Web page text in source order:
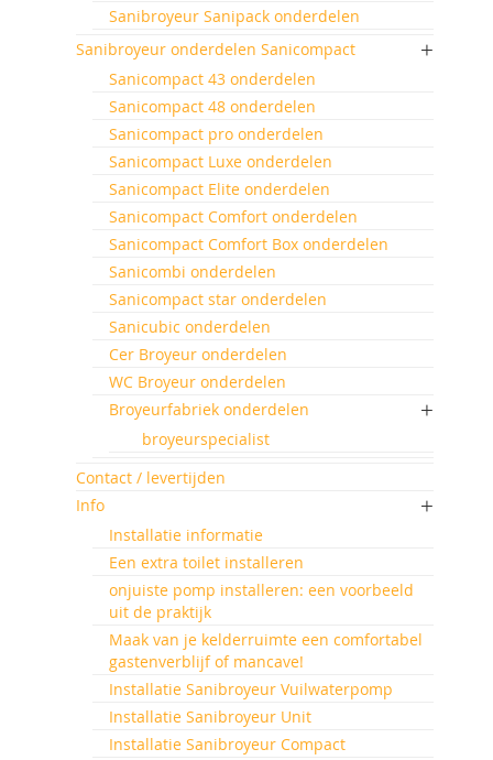
Sanibroyeur Sanipack onderdelen
Sanibroyeur onderdelen Sanicompact
Sanicompact 43 onderdelen
Sanicompact 48 onderdelen
Sanicompact pro onderdelen
Sanicompact Luxe onderdelen
Sanicompact Elite onderdelen
Sanicompact Comfort onderdelen
Sanicompact Comfort Box onderdelen
Sanicombi onderdelen
Sanicompact star onderdelen
Sanicubic onderdelen
Cer Broyeur onderdelen
WC Broyeur onderdelen
Broyeurfabriek onderdelen
broyeurspecialist
Contact / levertijden
Info
Installatie informatie
Een extra toilet installeren
onjuiste pomp installeren: een voorbeeld
uit de praktijk
Maak van je kelderruimte een comfortabel
gastenverblijf of mancave!
Installatie Sanibroyeur Vuilwaterpomp
Installatie Sanibroyeur Unit
Installatie Sanibroyeur Compact